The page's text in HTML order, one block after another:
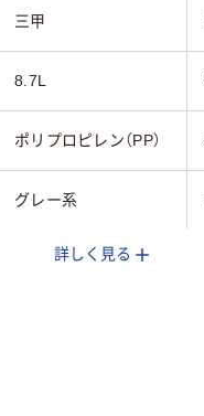
三甲
8.7L
ポリプロピレン（PP）
グレー系
ポリプロピレン（PP）
詳しく見る